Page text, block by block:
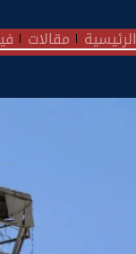
الرئيسية مقالات